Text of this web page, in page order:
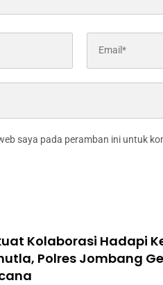
saya pada peramban ini untuk
Kolaborasi Hadapi
Polres Jombang